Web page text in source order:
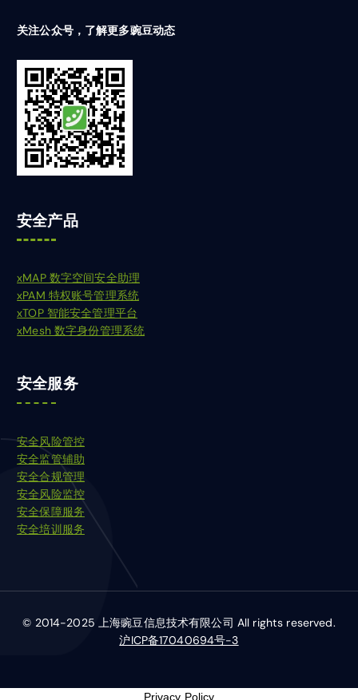
关注公众号，了解更多豌豆动态
安全产品
xMAP 数字空间安全助理
xPAM 特权账号管理系统
xTOP 智能安全管理平台
xMesh 数字身份管理系统
安全服务
安全风险管控
安全监管辅助
安全合规管理
安全风险监控
安全保障服务
安全培训服务
© 2014-2025 上海豌豆信息技术有限公司 All rights reserved.
沪ICP备17040694号-3
Privacy Policy